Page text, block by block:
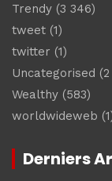
Trendy (3 346)
tweet (1)
twitter (1)
Uncategorised
Wealthy (583)
worldwideweb
Derniers